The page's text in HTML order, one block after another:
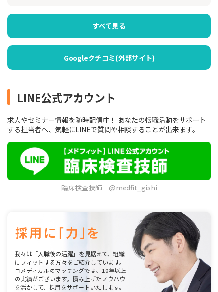
すべて見る
Googleクチコミ(外部サイト)
LINE公式アカウント
求人やセミナー情報を随時配信中！ あなたの転職活動をサポート
する担当者へ、気軽にLINEで質問や相談することが出来ます。
臨床検査技師 @medfit_gishi
我々は「入職後の活躍」を見据えて、組織
にフィットする方々をご紹介しています。
コメディカルのマッチングでは、10年以上
の実績がございます。積み上げたノウハウ
を活かして、採用をサポートいたします。